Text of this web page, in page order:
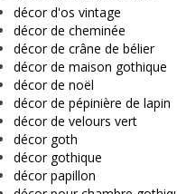
décor d'os vintage
décor de cheminée
décor de crâne de bélier
décor de maison gothique
décor de noël
décor de pépinière de lapin
décor de velours vert
décor goth
décor gothique
décor papillon